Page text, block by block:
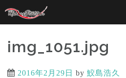
content
img_1051.jpg
2016年2月29日 by 鮫島浩久